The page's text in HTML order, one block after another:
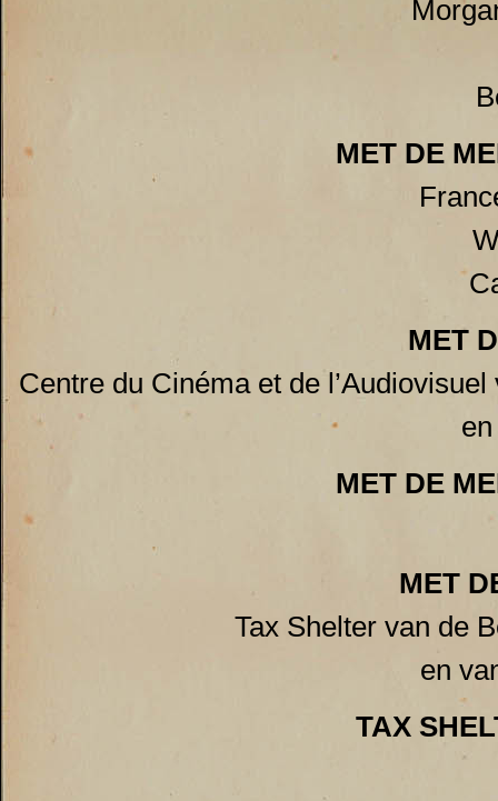
MET DE
MET
Centre du Cinéma et de
MET DE
MET
Tax Shelter van de
en
TAX